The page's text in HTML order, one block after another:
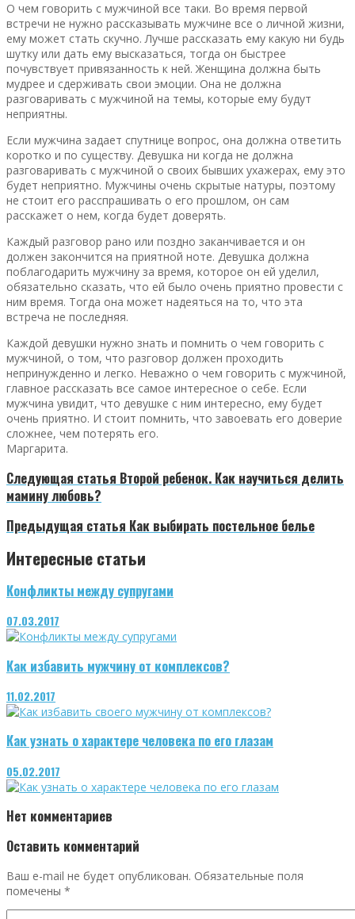
О чем говорить с мужчиной все таки. Во время первой
встречи не нужно рассказывать мужчине все о личной жизни,
ему может стать скучно. Лучше рассказать ему какую ни будь
шутку или дать ему высказаться, тогда он быстрее
почувствует привязанность к ней. Женщина должна быть
мудрее и сдерживать свои эмоции. Она не должна
разговаривать с мужчиной на темы, которые ему будут
неприятны.
Если мужчина задает спутнице вопрос, она должна ответить
коротко и по существу. Девушка ни когда не должна
разговаривать с мужчиной о своих бывших ухажерах, ему это
будет неприятно. Мужчины очень скрытые натуры, поэтому
не стоит его расспрашивать о его прошлом, он сам
расскажет о нем, когда будет доверять.
Каждый разговор рано или поздно заканчивается и он
должен закончится на приятной ноте. Девушка должна
поблагодарить мужчину за время, которое он ей уделил,
обязательно сказать, что ей было очень приятно провести с
ним время. Тогда она может надеяться на то, что эта
встреча не последняя.
Каждой девушки нужно знать и помнить о чем говорить с
мужчиной, о том, что разговор должен проходить
непринужденно и легко. Неважно о чем говорить с мужчиной,
главное рассказать все самое интересное о себе. Если
мужчина увидит, что девушке с ним интересно, ему будет
очень приятно. И стоит помнить, что завоевать его доверие
сложнее, чем потерять его.
Маргарита.
Следующая статья Второй ребенок. Как научиться делить
мамину любовь?
Предыдущая статья Как выбирать постельное белье
Интересные статьи
Конфликты между супругами
07.03.2017
Как избавить мужчину от комплексов?
11.02.2017
Как узнать о характере человека по его глазам
05.02.2017
Нет комментариев
Оставить комментарий
Ваш e-mail не будет опубликован. Обязательные поля
помечены *